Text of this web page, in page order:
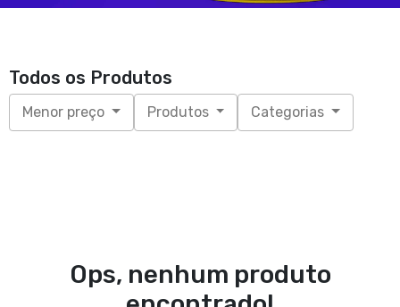
Todos os Produtos
Menor preço Produtos Categorias
Ops, nenhum produto